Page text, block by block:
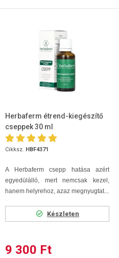
Herbaferm étrend-kiegészítő
cseppek 30 ml
Cikksz. HBF4371
A Herbaferm csepp hatása azért
egyedülálló, mert nemcsak kezel,
hanem helyrehoz, azaz megnyugtat...
Készleten
9 300 Ft